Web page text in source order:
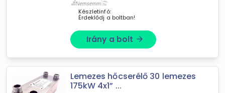
Készletinfó:
Érdeklődj a boltban!
Irány a bolt arrow_forward
Lemezes hőcserélő 30 lemezes
175kW 4x1” ...